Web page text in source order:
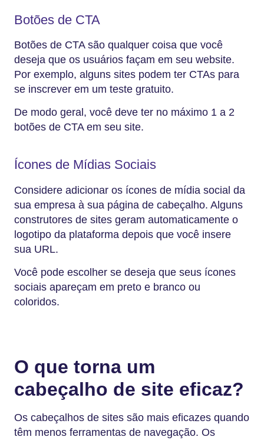
Botões de CTA
Botões de CTA são qualquer coisa que você
deseja que os usuários façam em seu website.
Por exemplo, alguns sites podem ter CTAs para
se inscrever em um teste gratuito.
De modo geral, você deve ter no máximo 1 a 2
botões de CTA em seu site.
Ícones de Mídias Sociais
Considere adicionar os ícones de mídia social da
sua empresa à sua página de cabeçalho. Alguns
construtores de sites geram automaticamente o
logotipo da plataforma depois que você insere
sua URL.
Você pode escolher se deseja que seus ícones
sociais apareçam em preto e branco ou
coloridos.
O que torna um
cabeçalho de site eficaz?
Os cabeçalhos de sites são mais eficazes quando
têm menos ferramentas de navegação. Os